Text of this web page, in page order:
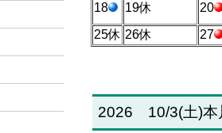
18
19休
20
25休 26休 27
2026 10/3(土)本